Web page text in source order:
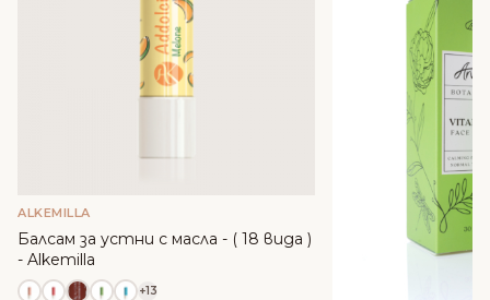
ALKEMILLA
Балсам за устни с масла - ( 18 вида )
- Alkemilla
+13